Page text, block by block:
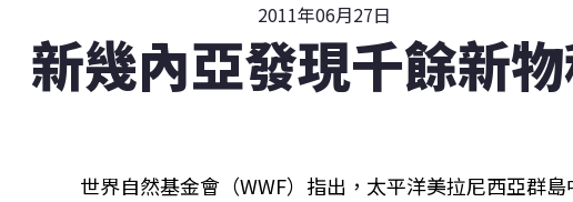
2011年06月27日
新幾內亞發現千餘新
世界自然基金會（WWF）指出，太平洋美拉尼西亞群